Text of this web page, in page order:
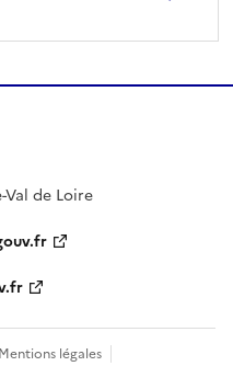
de Loire
Mentions légales